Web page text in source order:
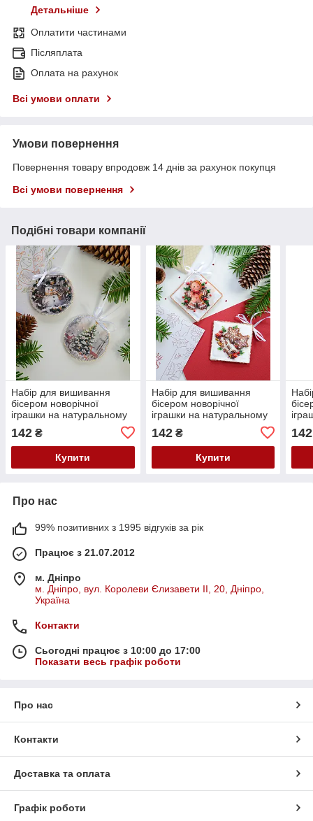
Детальніше
Оплатити частинами
Післяплата
Оплата на рахунок
Всі умови оплати
Умови повернення
Повернення товару впродовж 14 днів за рахунок покупця
Всі умови повернення
Подібні товари компанії
Набір для вишивання
бісером новорічної
іграшки на натуральному
"Зимовий гість" Абрис Арт
142 ₴
Купити
Набір для вишивання
бісером новорічної
іграшки на натуральному
"Святкова випічка" Абрис
Арт
142₴
Купити
142
Про нас
99% позитивних з 1995 відгуків за рік
Працює з 21.07.2012
м. Дніпро
м. Дніпро, вул. Королеви Єлизавети ІІ, 20, Дніпро,
Україна
Контакти
Сьогодні працює з 10:00 до 17:00
Показати весь графік роботи
Про нас
Контакти
Доставка та оплата
Графік роботи